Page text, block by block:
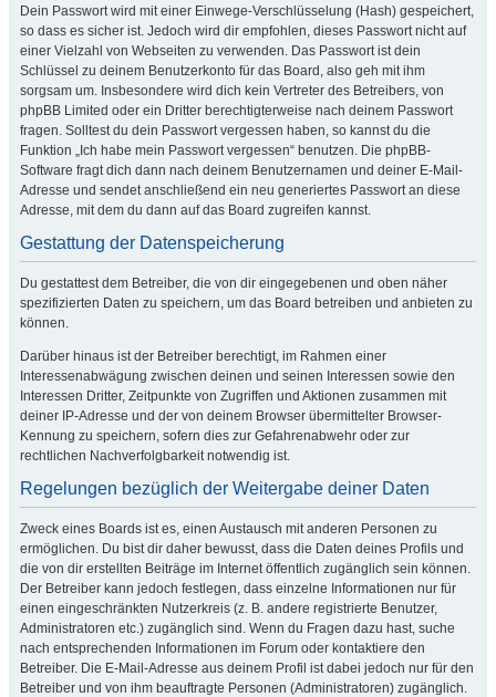
Dein Passwort wird mit einer Einwege-Verschlüsselung (Hash) gespeichert,
so dass es sicher ist. Jedoch wird dir empfohlen, dieses Passwort nicht auf
einer Vielzahl von Webseiten zu verwenden. Das Passwort ist dein
Schlüssel zu deinem Benutzerkonto für das Board, also geh mit ihm
sorgsam um. Insbesondere wird dich kein Vertreter des Betreibers, von
phpBB Limited oder ein Dritter berechtigterweise nach deinem Passwort
fragen. Solltest du dein Passwort vergessen haben, so kannst du die
Funktion „Ich habe mein Passwort vergessen“ benutzen. Die phpBB-
Software fragt dich dann nach deinem Benutzernamen und deiner E-Mail-
Adresse und sendet anschließend ein neu generiertes Passwort an diese
Adresse, mit dem du dann auf das Board zugreifen kannst.
Gestattung der Datenspeicherung
Du gestattest dem Betreiber, die von dir eingegebenen und oben näher
spezifizierten Daten zu speichern, um das Board betreiben und anbieten zu
können.
Darüber hinaus ist der Betreiber berechtigt, im Rahmen einer
Interessenabwägung zwischen deinen und seinen Interessen sowie den
Interessen Dritter, Zeitpunkte von Zugriffen und Aktionen zusammen mit
deiner IP-Adresse und der von deinem Browser übermittelter Browser-
Kennung zu speichern, sofern dies zur Gefahrenabwehr oder zur
rechtlichen Nachverfolgbarkeit notwendig ist.
Regelungen bezüglich der Weitergabe deiner Daten
Zweck eines Boards ist es, einen Austausch mit anderen Personen zu
ermöglichen. Du bist dir daher bewusst, dass die Daten deines Profils und
die von dir erstellten Beiträge im Internet öffentlich zugänglich sein können.
Der Betreiber kann jedoch festlegen, dass einzelne Informationen nur für
einen eingeschränkten Nutzerkreis (z. B. andere registrierte Benutzer,
Administratoren etc.) zugänglich sind. Wenn du Fragen dazu hast, suche
nach entsprechenden Informationen im Forum oder kontaktiere den
Betreiber. Die E-Mail-Adresse aus deinem Profil ist dabei jedoch nur für den
Betreiber und von ihm beauftragte Personen (Administratoren) zugänglich.